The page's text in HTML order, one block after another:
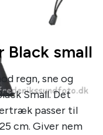
Black small
regn, sne og
Small. Det
passer til
cm. Giver nem